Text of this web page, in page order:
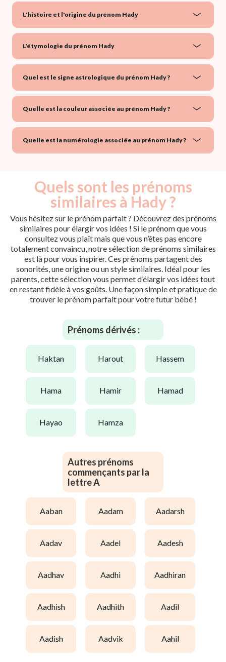
L'histoire et l'origine du prénom Hady
L'étymologie du prénom Hady
Quel est le signe astrologique du prénom Hady ?
Quelle est la couleur associée au prénom Hady ?
Quelle est la numérologie associée au prénom Hady ?
Quels sont les prénoms
similaires à Hady ?
Vous hésitez sur le prénom parfait ? Découvrez des prénoms
similaires pour élargir vos idées ! Si le prénom que vous
consultez vous plaît mais que vous n’êtes pas encore
totalement convaincu, notre sélection de prénoms similaires
est là pour vous inspirer. Ces prénoms partagent des
sonorités, une origine ou un style similaires. Idéal pour les
parents, cette sélection vous permet d’élargir vos idées tout
en restant fidèle à vos goûts. Une façon simple et pratique de
trouver le prénom parfait pour votre futur bébé !
Prénoms dérivés :
haktan harout hassem
hama hamir hamad
hayao hamza
Autres prénoms
commençants par la
lettre A
aaban aadam aadarsh
aadav aadel aadesh
aadhav aadhi aadhiran
aadhish aadhith aadil
aadish aadvik aahil